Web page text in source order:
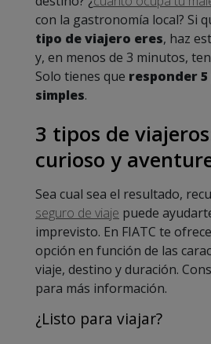
con la gastronomía local? Si
tipo de viajero eres, haz
y, en menos de 3 minutos,
Solo tienes que responder
simples.
3 tipos de
curioso y
Sea cual sea el resultado,
seguro de viaje puede
imprevisto. En FIATC te
opción en función de las
viaje, destino y duración.
para más información.
¿Listo para viajar?